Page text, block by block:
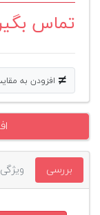
پیانو
دست
دوم
افزودن
محصول
دوم
تماس بگیرید
افزودن به
بررسی ویژگی